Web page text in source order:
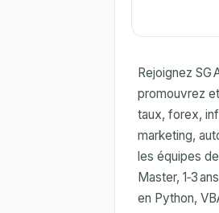
Rejoignez SG
promouvrez
taux, forex,
marketing,
les équipes
Master, 1‑3
en Python,